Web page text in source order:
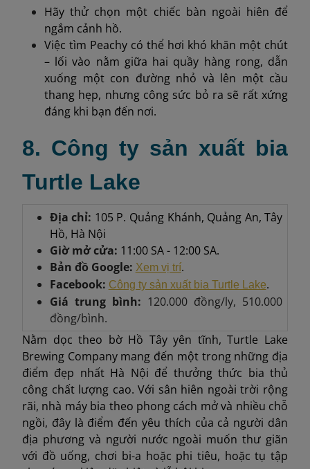
Hãy thử chọn một chiếc bàn ngoài hiên để
ngắm cảnh hồ.
Việc tìm Peachy có thể hơi khó khăn một chút
– lối vào nằm giữa hai quầy hàng rong, dẫn
xuống một con đường nhỏ và lên một cầu
thang hẹp, nhưng công sức bỏ ra sẽ rất xứng
đáng khi bạn đến nơi.
8. Công ty sản xuất bia
Turtle Lake
Địa chỉ: 105 P. Quảng Khánh, Quảng An, Tây
Hồ, Hà Nội
Giờ mở cửa: 11:00 SA - 12:00 SA.
Bản đồ Google: Xem vị trí.
Facebook: Công ty sản xuất bia Turtle Lake.
Giá trung bình: 120.000 đồng/ly, 510.000
đồng/bình.
Nằm dọc theo bờ Hồ Tây yên tĩnh, Turtle Lake
Brewing Company mang đến một trong những địa
điểm đẹp nhất Hà Nội để thưởng thức bia thủ
công chất lượng cao. Với sân hiên ngoài trời rộng
rãi, nhà máy bia theo phong cách mở và nhiều chỗ
ngồi, đây là điểm đến yêu thích của cả người dân
địa phương và người nước ngoài muốn thư giãn
với đồ uống, chơi bi-a hoặc phi tiêu, hoặc tụ tập